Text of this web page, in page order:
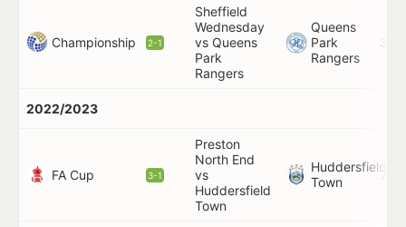
Championship 2-1
Sheffield
Wednesday
vs Queens
Park
Rangers
Queens
Park
Rangers
37'
2022/2023
FA Cup 3-1
Preston
North End
vs
Huddersfield
Town
Huddersfield
Town
73'